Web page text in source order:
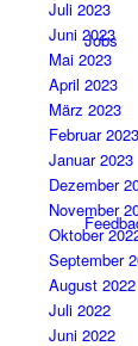
Jobs
Juli 2023
Juni 2023
Mai 2023
April 2023
März 2023
Februar 2023
Januar 2023
Dezember
November
Oktober
September
August 2022
Juli 2022
Juni 2022